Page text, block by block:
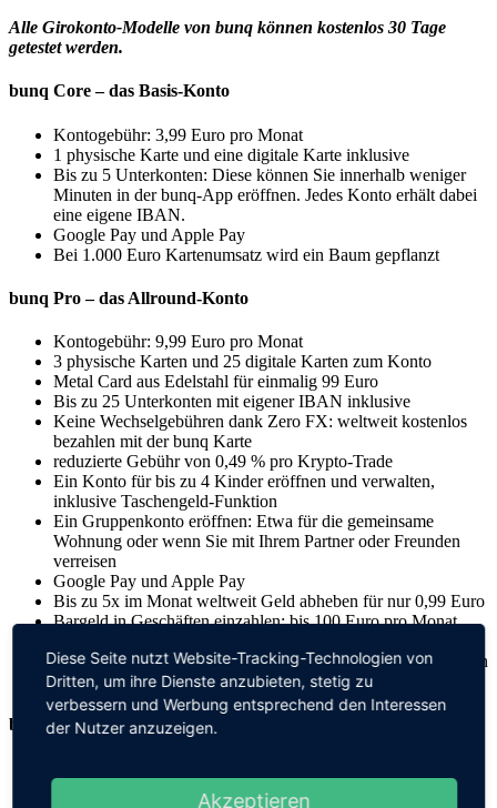
Alle Girokonto-Modelle von bunq können kostenlos 30 Tage
getestet werden.
bunq Core – das Basis-Konto
Kontogebühr: 3,99 Euro pro Monat
1 physische Karte und eine digitale Karte inklusive
Bis zu 5 Unterkonten: Diese können Sie innerhalb weniger
Minuten in der bunq-App eröffnen. Jedes Konto erhält dabei
eine eigene IBAN.
Google Pay und Apple Pay
Bei 1.000 Euro Kartenumsatz wird ein Baum gepflanzt
bunq Pro – das Allround-Konto
Kontogebühr: 9,99 Euro pro Monat
3 physische Karten und 25 digitale Karten zum Konto
Metal Card aus Edelstahl für einmalig 99 Euro
Bis zu 25 Unterkonten mit eigener IBAN inklusive
Keine Wechselgebühren dank Zero FX: weltweit kostenlos
bezahlen mit der bunq Karte
reduzierte Gebühr von 0,49 % pro Krypto-Trade
Ein Konto für bis zu 4 Kinder eröffnen und verwalten,
inklusive Taschengeld-Funktion
Ein Gruppenkonto eröffnen: Etwa für die gemeinsame
Wohnung oder wenn Sie mit Ihrem Partner oder Freunden
verreisen
Google Pay und Apple Pay
Bis zu 5x im Monat weltweit Geld abheben für nur 0,99 Euro
Bargeld in Geschäften einzahlen: bis 100 Euro pro Monat
24/7 telefonische SOS Hotline für Hilfe bei Konto und Karten
Bei 250 Euro Kartenumsatz wird ein Baum gepflanzt
bunq Elite – das Premium-Konto
3 physische Karten und 25 digitale Karten inklusive
Diese Seite nutzt Website-Tracking-Technologien von
Dritten, um ihre Dienste anzubieten, stetig zu
verbessern und Werbung entsprechend den Interessen
der Nutzer anzuzeigen.
Akzeptieren